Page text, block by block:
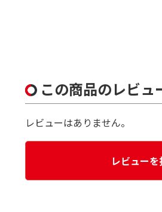
この商品のレビュ
レビューはありません。
レビュー